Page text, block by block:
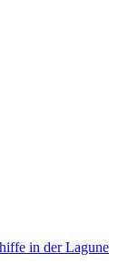
in der Lagune